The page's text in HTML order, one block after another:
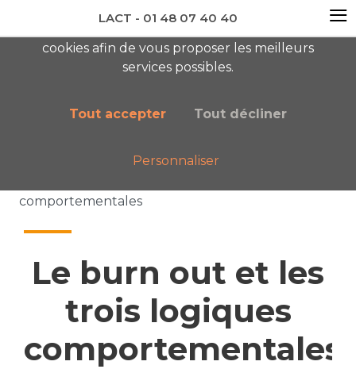
newsletter AC
Nos publications
comportementales
Le burn out et les
trois logiques
comportementales
cookies afin de vous proposer les meilleurs
services possibles.
Tout accepter Tout décliner
Personnaliser
LACT - 01 48 07 40 40 ≡